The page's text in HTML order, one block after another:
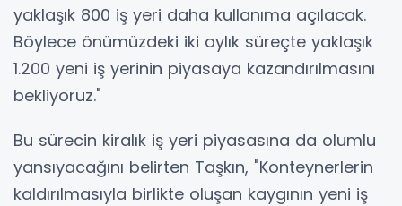
yaklaşık 800 iş yeri daha kullanıma açılacak.
Böylece önümüzdeki iki aylık süreçte yaklaşık
1.200 yeni iş yerinin piyasaya kazandırılmasını
bekliyoruz."
Bu sürecin kiralık iş yeri piyasasına da olumlu
yansıyacağını belirten Taşkın, "Konteynerlerin
kaldırılmasıyla birlikte oluşan kaygının yeni iş